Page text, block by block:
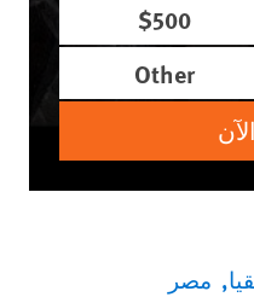
$500
Other
مصر